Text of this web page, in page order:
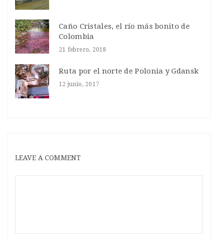
Caño Cristales, el río más bonito de
Colombia
21 febrero, 2018
Ruta por el norte de Polonia y Gdansk
12 junio, 2017
LEAVE A COMMENT